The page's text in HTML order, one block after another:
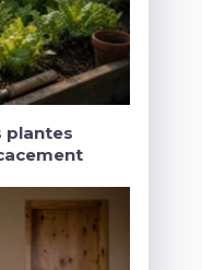
plantes